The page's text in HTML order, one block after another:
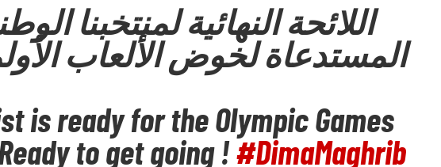
اللائحة النهائية لمنتخبنا
المستدعاة لخوض الألعاب
is ready for the Olympic Games
to get going !#DimaMaghrib